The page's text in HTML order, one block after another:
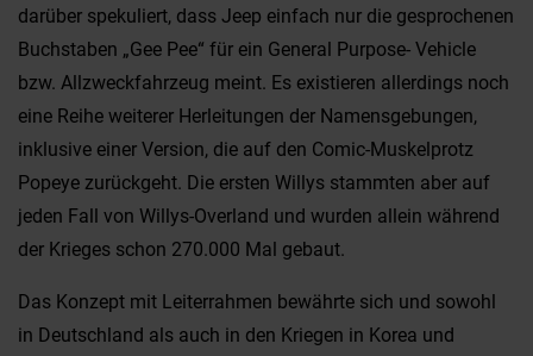
darüber spekuliert, dass Jeep einfach nur die gesprochenen
Buchstaben „Gee Pee“ für ein General Purpose- Vehicle
bzw. Allzweckfahrzeug meint. Es existieren allerdings noch
eine Reihe weiterer Herleitungen der Namensgebungen,
inklusive einer Version, die auf den Comic-Muskelprotz
Popeye zurückgeht. Die ersten Willys stammten aber auf
jeden Fall von Willys-Overland und wurden allein während
der Krieges schon 270.000 Mal gebaut.
Das Konzept mit Leiterrahmen bewährte sich und sowohl
in Deutschland als auch in den Kriegen in Korea und